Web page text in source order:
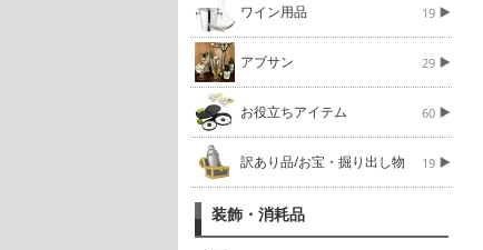
ワイン用品 19
アブサン 29
お役立ちアイテム 60
訳あり品/お宝・掘り出し物 19
装飾・消耗品